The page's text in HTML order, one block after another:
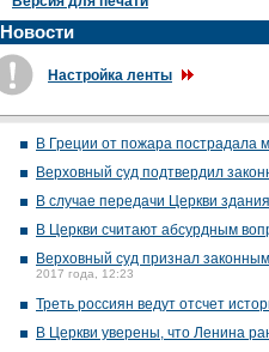
Новости
Настройка ленты
В Греции от пожара пострадала
Верховный суд подтвердил
В случае передачи Церкви
В Церкви считают абсурдным
Верховный суд признал
2017 года, 12:23
Треть россиян ведут отсчет
В Церкви уверены, что Ленина